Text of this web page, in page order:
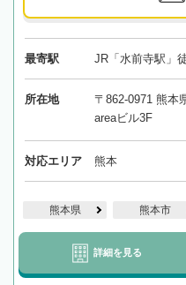
最寄駅 JR「水前寺駅」
所在地
〒862-0971 熊本
areaビル3F
対応エリア 熊本
熊本県 熊本市
詳細を見る